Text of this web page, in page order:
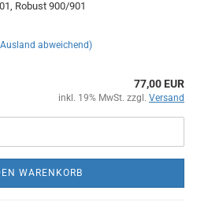
Robust 900/901
abweichend)
77,00 EUR
inkl. 19% MwSt. zzgl. Versand
WARENKORB